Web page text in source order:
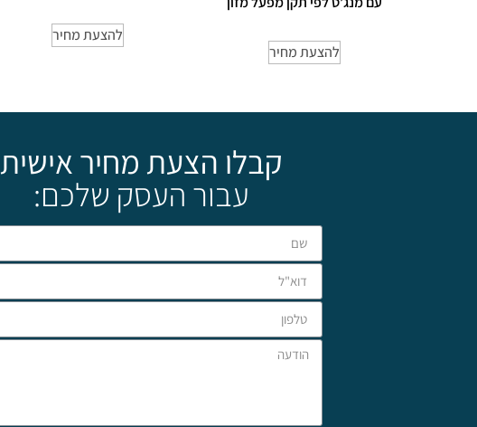
להצעת מחיר
להצעת מחיר
קבלו הצעת מחיר אישית
עבור העסק שלכם: